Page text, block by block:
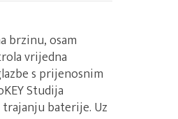
brzinu, osam
vrijedna
s prijenosnim
Studija
baterije. Uz